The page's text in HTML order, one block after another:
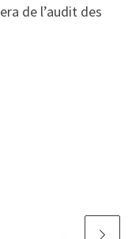
de l’audit des